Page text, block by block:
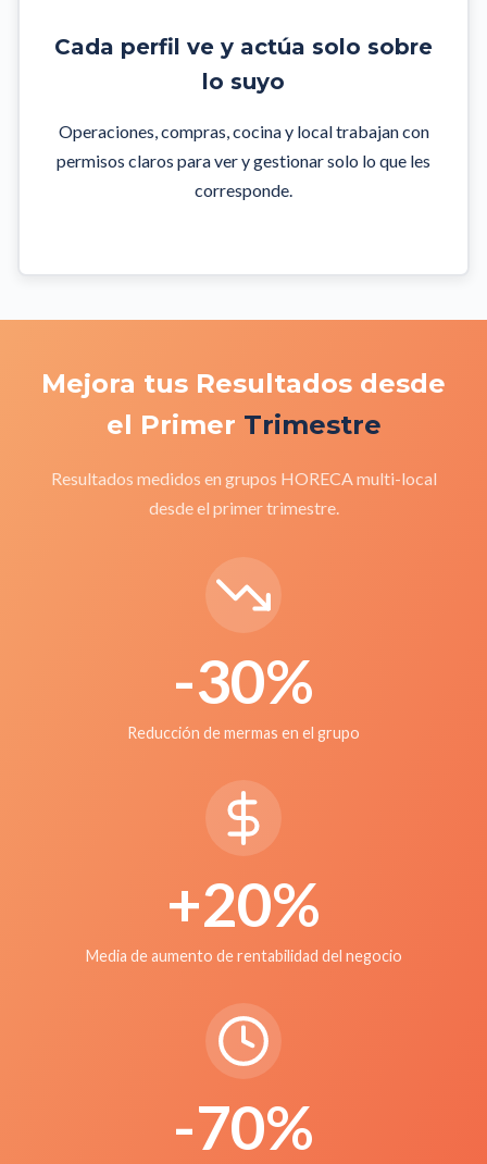
Cada perfil ve y actúa solo sobre
lo suyo
Operaciones, compras, cocina y local trabajan con
permisos claros para ver y gestionar solo lo que les
corresponde.
Mejora tus Resultados desde
el Primer Trimestre
Resultados medidos en grupos HORECA multi-local
desde el primer trimestre.
-30%
Reducción de mermas en el grupo
+20%
Media de aumento de rentabilidad del negocio
-70%